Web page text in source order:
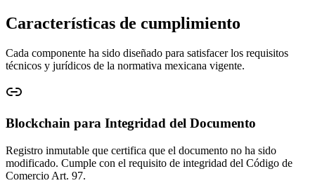
Características de cumplimiento
Cada componente ha sido diseñado para satisfacer los requisitos
técnicos y jurídicos de la normativa mexicana vigente.
Blockchain para Integridad del Documento
Registro inmutable que certifica que el documento no ha sido
modificado. Cumple con el requisito de integridad del Código de
Comercio Art. 97.